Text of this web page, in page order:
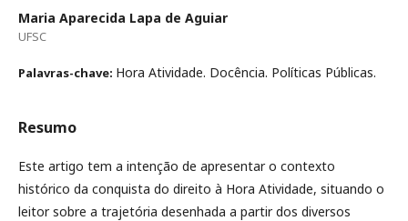
Maria Aparecida Lapa de Aguiar
UFSC
Palavras-chave: Hora Atividade. Docência. Políticas Públicas.
Resumo
Este artigo tem a intenção de apresentar o contexto
histórico da conquista do direito à Hora Atividade, situando o
leitor sobre a trajetória desenhada a partir dos diversos